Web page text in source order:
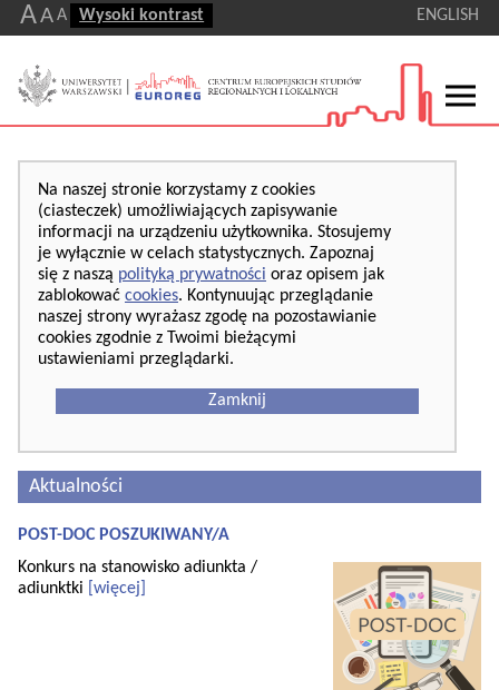
AA A Wysoki kontrast ENGLISH
Na naszej stronie korzystamy z cookies
(ciasteczek) umożliwiających zapisywanie
informacji na urządzeniu użytkownika. Stosujemy
je wyłącznie w celach statystycznych. Zapoznaj
się z naszą polityką prywatności oraz opisem jak
zablokować cookies. Kontynuując przeglądanie
naszej strony wyrażasz zgodę na pozostawianie
cookies zgodnie z Twoimi bieżącymi
ustawieniami przeglądarki.
Zamknij
Aktualności
POST-DOC POSZUKIWANY/A
Konkurs na stanowisko adiunkta /
adiunktki
[więcej]